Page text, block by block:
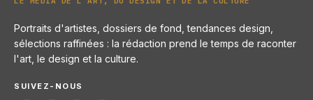
Portraits d'artistes, dossiers de fond, tendances design,
sélections raffinées : la rédaction prend le temps de raconter
l'art, le design et la culture.
SUIVEZ-NOUS